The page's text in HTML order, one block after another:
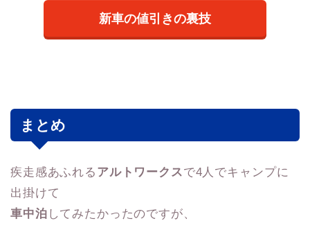
新車の値引きの裏技
まとめ
疾走感あふれる アルトワークスで4人でキャンプに
出掛けて
車中泊 してみたかったのですが、